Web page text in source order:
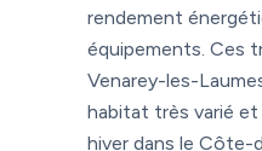
rendement
équipements. Ces
Venarey-les-
habitat très varié
hiver dans le Côte-